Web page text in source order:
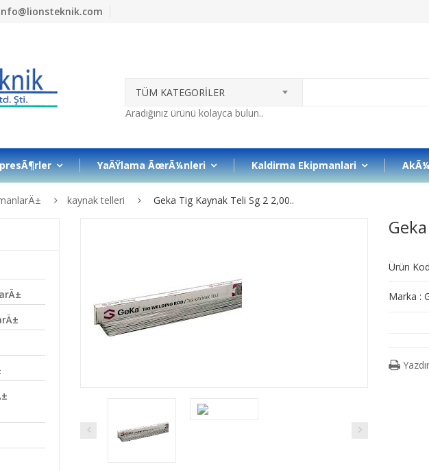
TÜM KATEGORİLER
YaÄŸlama ÃœrÃ¼nleri Kaldirma Ekipmanlari
kaynak telleri Geka Tig Kaynak Teli Sg 2 2,00..
Ürün
Marka :
Yazdır